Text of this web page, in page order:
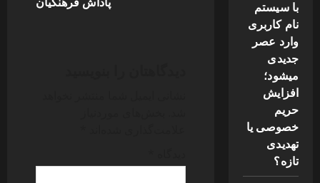
با سیستم
نام کاربری
وارد عصر
جدیدی
میشود؛
افزایش
حریم
خصوصی یا
تهدیدی
تازه؟